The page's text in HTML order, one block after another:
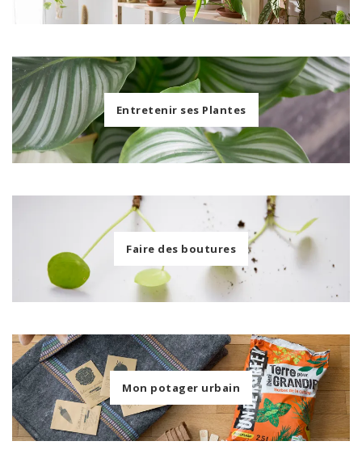
Entretenir ses Plantes
Faire des boutures
Mon potager urbain